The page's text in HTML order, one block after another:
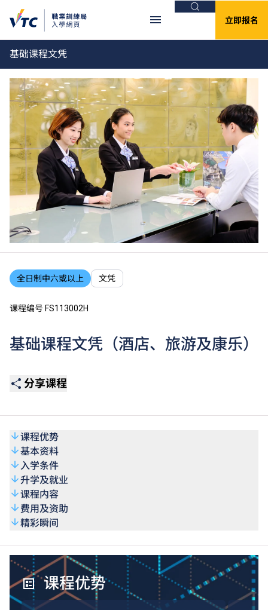
搜索
立即报名
基础课程文凭
全日制中六或以上 文凭
课程编号 FS113002H
基础课程文凭（酒店、旅游及康乐）
分享课程
课程优势
基本资料
入学条件
升学及就业
课程内容
费用及资助
精彩瞬间
课程优势